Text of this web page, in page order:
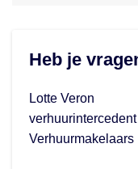
Heb je
Lotte Veron
verhuurintercedent
Verhuurmakelaars